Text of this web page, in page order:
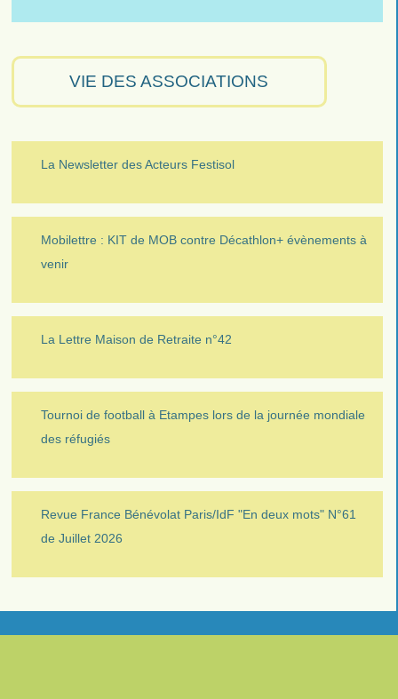
VIE DES ASSOCIATIONS
La Newsletter des Acteurs Festisol
Mobilettre : KIT de MOB contre Décathlon+ évènements à
venir
La Lettre Maison de Retraite n°42
Tournoi de football à Etampes lors de la journée mondiale
des réfugiés
Revue France Bénévolat Paris/IdF "En deux mots" N°61
de Juillet 2026